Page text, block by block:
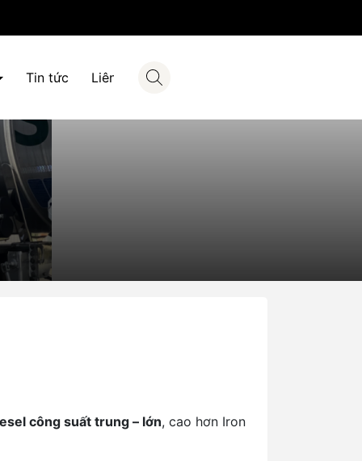
Tin tức Liên hệ
công suất trung – lớn, cao hơn Iron